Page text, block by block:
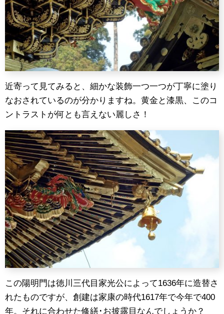
近寄って見てみると、細かな装飾一つ一つが丁寧に塗り
なおされているのが分かりますね。黄金と漆黒、このコ
ントラストが何とも言えない麗しさ！
この陽明門は徳川三代目家光公によって1636年に造替さ
れたものですが、創建は家康の時代1617年で今年で400
年。それに合わせた修繕･お披露目なんでしょうか？